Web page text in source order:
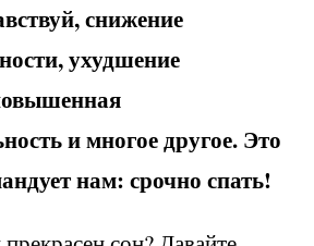
снижение
ухудшение
и многое другое. Это
нам: срочно спать!